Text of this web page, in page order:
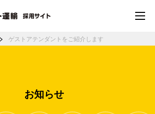
ゲストアテンダントをご紹介します
お知らせ